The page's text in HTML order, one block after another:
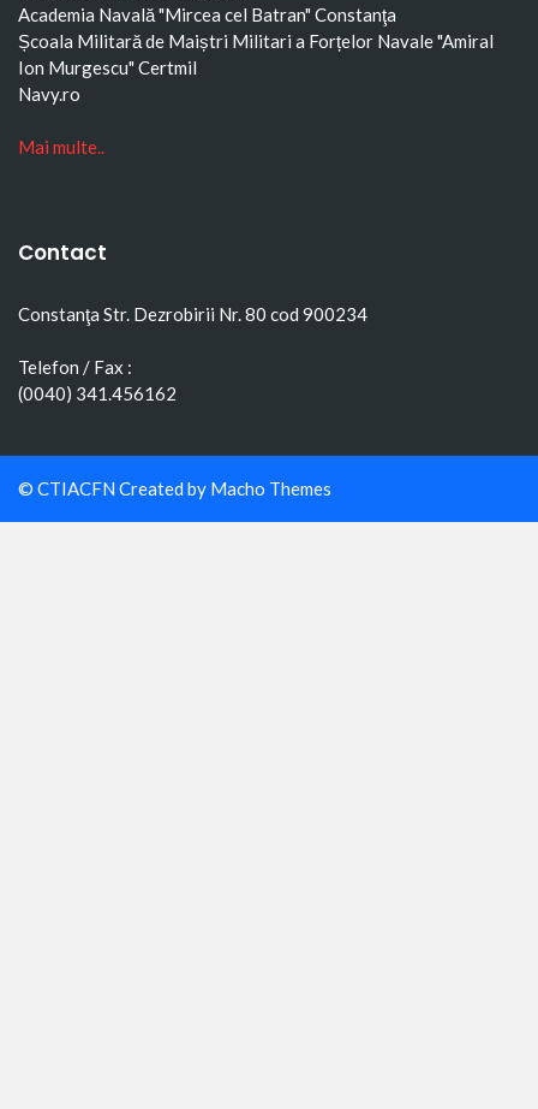
Academia Navală "Mircea cel Batran" Constanţa
Școala Militară de Maiștri Militari a Forțelor Navale "Amiral
Ion Murgescu" Certmil
Navy.ro
Mai multe..
Contact
Constanţa Str. Dezrobirii Nr. 80 cod 900234
Telefon / Fax :
(0040) 341.456162
© CTIACFN Created by Macho Themes